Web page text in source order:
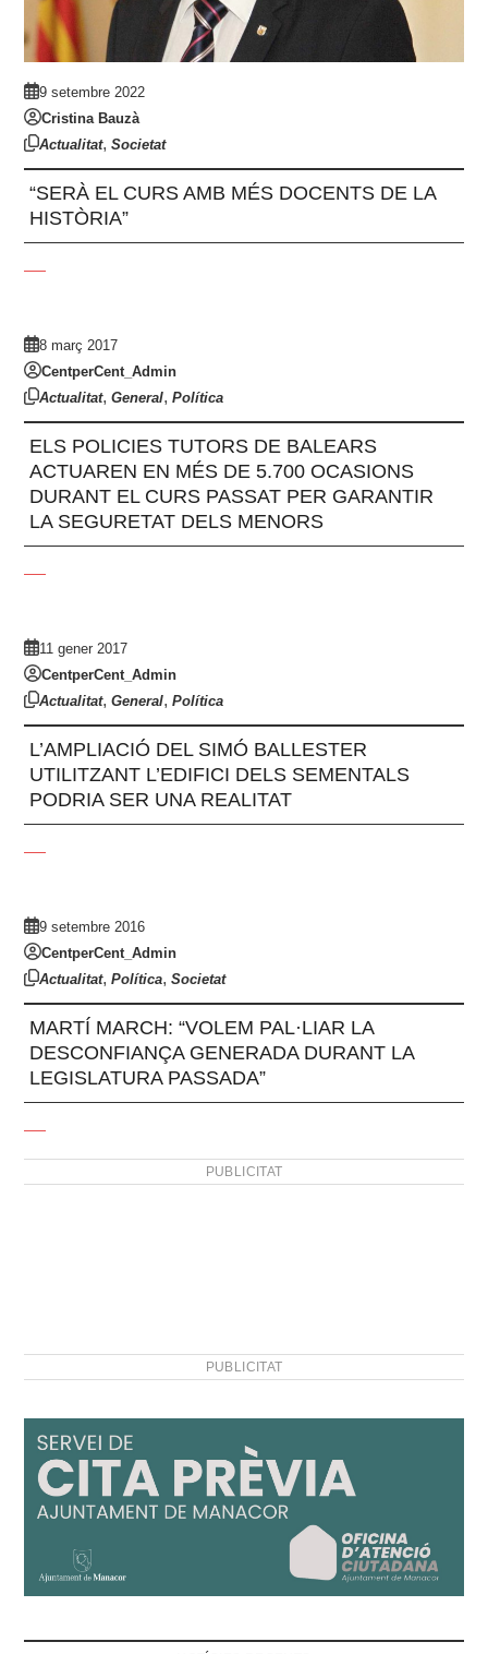
9 setembre 2022
Cristina Bauzà
Actualitat,Societat
“SERÀ EL CURS AMB MÉS DOCENTS DE LA
HISTÒRIA”
8 març 2017
CentperCent_Admin
Actualitat,General,Política
ELS POLICIES TUTORS DE BALEARS
ACTUAREN EN MÉS DE 5.700 OCASIONS
DURANT EL CURS PASSAT PER GARANTIR
LA SEGURETAT DELS MENORS
11 gener 2017
CentperCent_Admin
Actualitat,General,Política
L’AMPLIACIÓ DEL SIMÓ BALLESTER
UTILITZANT L’EDIFICI DELS SEMENTALS
PODRIA SER UNA REALITAT
9 setembre 2016
CentperCent_Admin
Actualitat,Política,Societat
MARTÍ MARCH: “VOLEM PAL·LIAR LA
DESCONFIANÇA GENERADA DURANT LA
LEGISLATURA PASSADA”
PUBLICITAT
PUBLICITAT